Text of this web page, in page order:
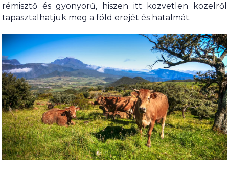
rémisztő és gyönyörű, hiszen itt közvetlen közelről
tapasztalhatjuk meg a föld erejét és hatalmát.